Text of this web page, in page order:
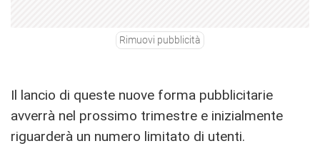
Rimuovi pubblicità
Il lancio di queste nuove forma pubblicitarie
avverrà nel prossimo trimestre e inizialmente
riguarderà un numero limitato di utenti.